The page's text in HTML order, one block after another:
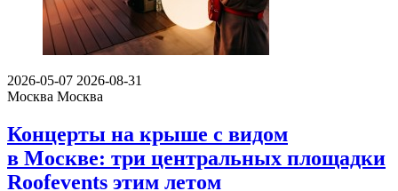
2026-05-07 2026-08-31
Москва Москва
Концерты на крыше с видом
в Москве: три центральных площадки
Roofevents этим летом